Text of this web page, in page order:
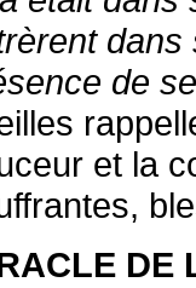
dans
de
et la
DE